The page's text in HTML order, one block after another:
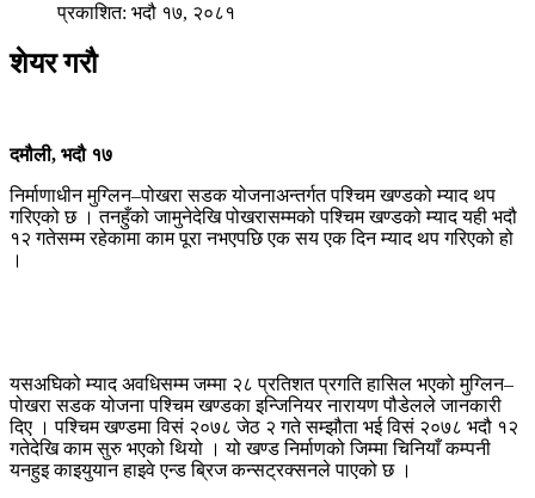
प्रकाशित: भदौ १७, २०८१
शेयर गरौ
दमौली, भदौ १७
निर्माणाधीन मुग्लिन–पोखरा सडक योजनाअन्तर्गत पश्चिम खण्डको म्याद थप
गरिएको छ । तनहुँको जामुनेदेखि पोखरासम्मको पश्चिम खण्डको म्याद यही भदौ
१२ गतेसम्म रहेकामा काम पूरा नभएपछि एक सय एक दिन म्याद थप गरिएको हो
।
यसअघिको म्याद अवधिसम्म जम्मा २८ प्रतिशत प्रगति हासिल भएको मुग्लिन–
पोखरा सडक योजना पश्चिम खण्डका इन्जिनियर नारायण पौडेलले जानकारी
दिए । पश्चिम खण्डमा विसं २०७८ जेठ २ गते सम्झौता भई विसं २०७८ भदौ १२
गतेदेखि काम सुरु भएको थियो । यो खण्ड निर्माणको जिम्मा चिनियाँ कम्पनी
यनहुइ काइयुयान हाइवे एन्ड ब्रिज कन्सट्रक्सनले पाएको छ ।